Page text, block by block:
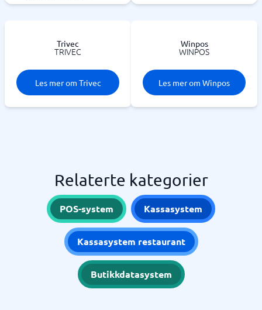
Trivec
TRIVEC
Les mer om Trivec
Winpos
WINPOS
Les mer om Winpos
Relaterte kategorier
POS-system Kassasystem
Kassasystem restaurant
Butikkdatasystem